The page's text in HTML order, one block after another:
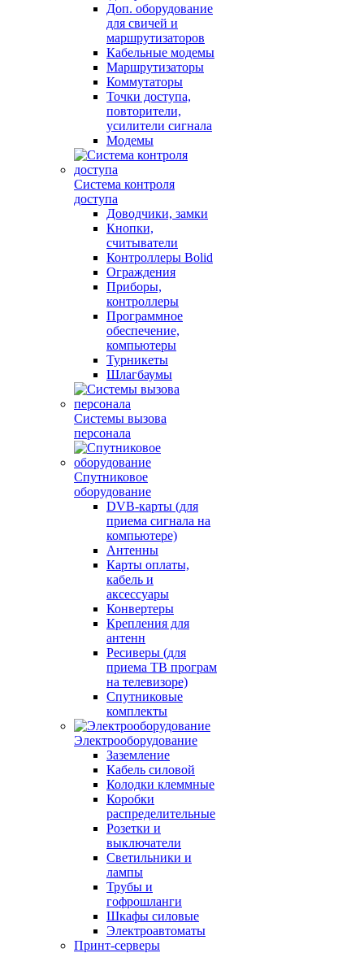
Доп. оборудование
для свичей и
маршрутизаторов
Кабельные модемы
Маршрутизаторы
Коммутаторы
Точки доступа,
повторители,
усилители сигнала
Модемы
Система контроля
доступа
Доводчики, замки
Кнопки,
считыватели
Контроллеры Bolid
Ограждения
Приборы,
контроллеры
Программное
обеспечение,
компьютеры
Турникеты
Шлагбаумы
Системы вызова
персонала
Спутниковое
оборудование
DVB-карты (для
приема сигнала на
компьютере)
Антенны
Карты оплаты,
кабель и
аксессуары
Конвертеры
Крепления для
антенн
Ресиверы (для
приема ТВ програм
на телевизоре)
Спутниковые
комплекты
Электрооборудование
Заземление
Кабель силовой
Колодки клеммные
Коробки
распределительные
Розетки и
выключатели
Светильники и
лампы
Трубы и
гофрошланги
Шкафы силовые
Электроавтоматы
Принт-серверы